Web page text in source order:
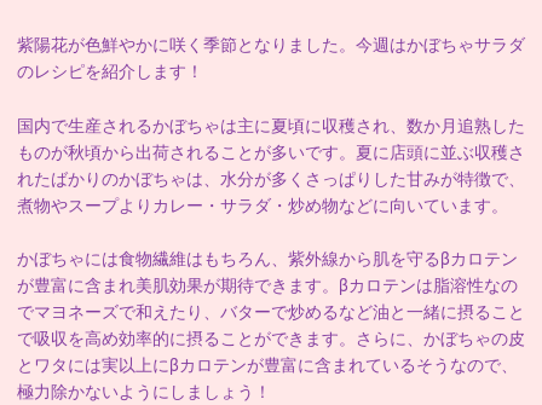
紫陽花が色鮮やかに咲く季節となりました。今週はかぼちゃサラダ
のレシピを紹介します！
国内で生産されるかぼちゃは主に夏頃に収穫され、 数か月追熟した
ものが秋頃から出荷されることが多いです。夏に店頭に並ぶ収穫さ
れたばかりのかぼちゃは、水分が多くさっぱりした甘みが特徴で、
煮物やスープよりカレー・サラダ・炒め物などに向いています。
かぼちゃには食物繊維はもちろん、紫外線から肌を守るβカロテン
が豊富に含まれ美肌効果が期待できます。βカロテンは脂溶性なの
でマヨネーズで和えたり、バターで炒めるなど油と一緒に摂ること
で吸収を高め効率的に摂ることができます。さらに、 かぼちゃの皮
とワタには実以上にβカロテンが豊富に含まれているそうなので、
極力除かないようにしましょう！